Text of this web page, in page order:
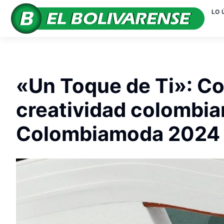
LO
«Un Toque de Ti»:
creatividad
Colombiamoda 2024